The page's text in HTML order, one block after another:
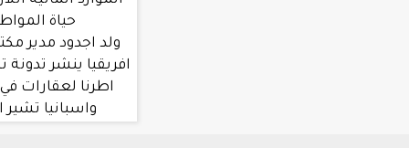
حياة المواطنين في جول
ولد اجدود مدير مكتب العربية في غرب
افريقيا ينشر تدونة تشير الي تملك بعض
اطرنا لعقارات في دول مثل المغرب
واسبانيا تشير الي اختلاس بين